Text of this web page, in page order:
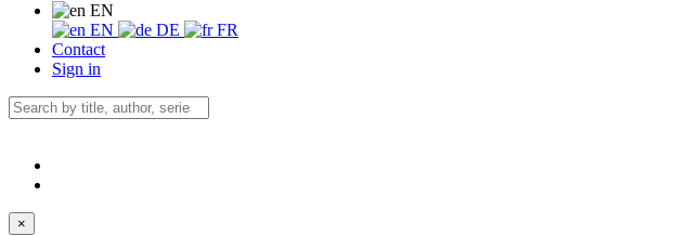
EN
EN
DE
FR
Contact
Sign in
×